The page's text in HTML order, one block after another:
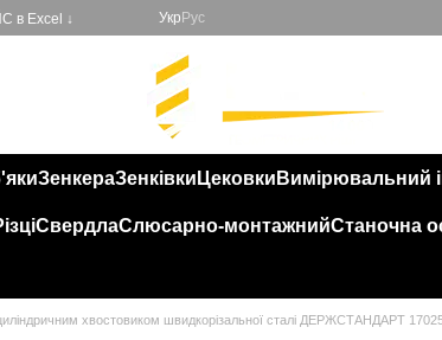
в Excel ↓ Укр Рус
ЗенкераЗенківки Цековки Вимірювальний
СвердлаСлюсарно-монтажнийСтаночна
циліндричним хвостовиком швидкорізальної сталі ДЕРЖСТАНДАРТ